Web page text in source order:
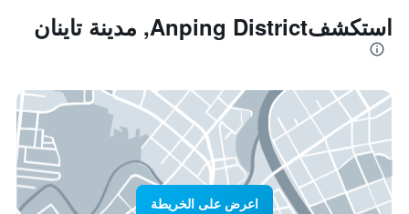
استكشفAnping District, مدينة تاينان
اعرض على الخريطة